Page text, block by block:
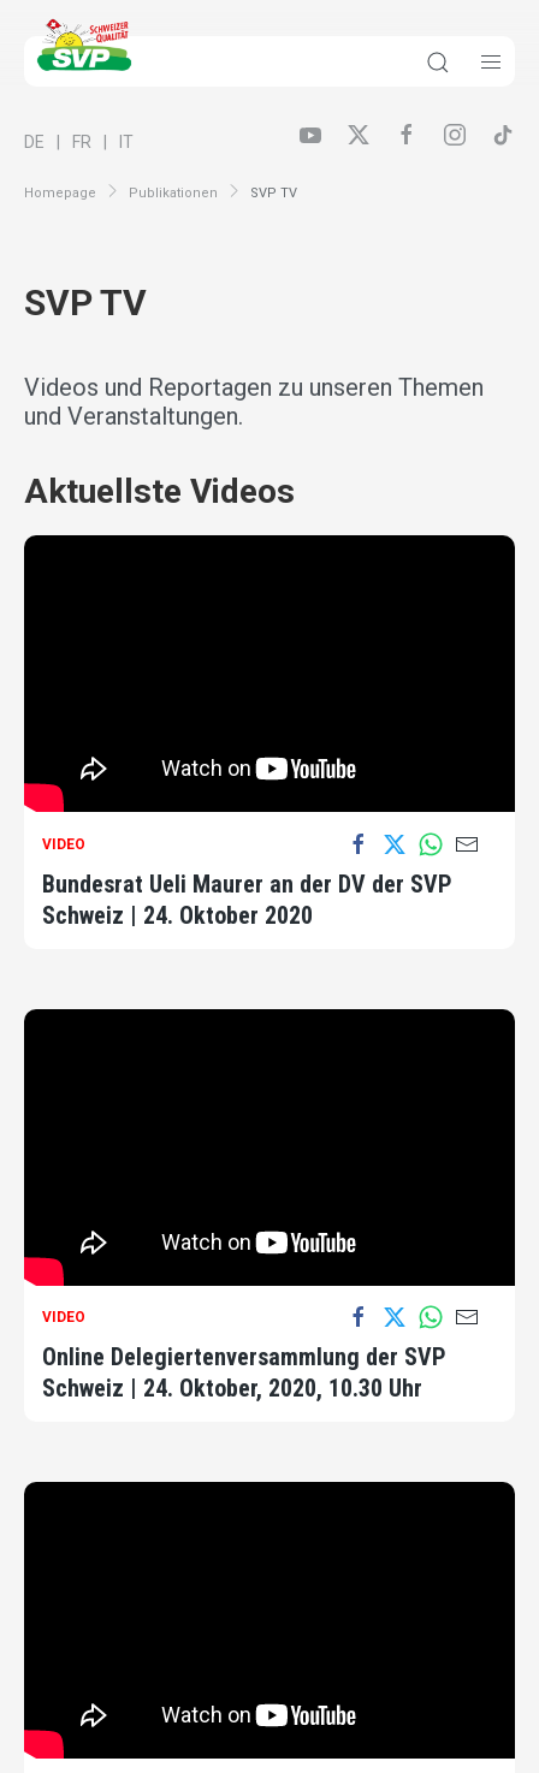
Homepage Publikationen SVP TV
DE FR IT
SVP TV
Videos und Reportagen zu unseren Themen
und Veranstaltungen.
Aktuellste Videos
VIDEO
Bundesrat Ueli Maurer an der DV der SVP
Schweiz | 24. Oktober 2020
VIDEO
Online Delegiertenversammlung der SVP
Schweiz | 24. Oktober, 2020, 10.30 Uhr